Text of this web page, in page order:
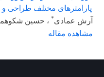
پارامترهای مختلف طراحی و
آرش عمادی* ، حسین
مشاهده مقاله